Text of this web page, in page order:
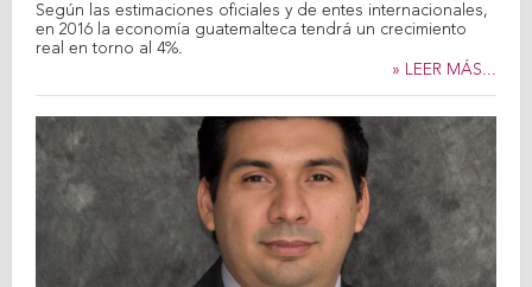
Según las estimaciones oficiales y de entes internacionales,
en 2016 la economía guatemalteca tendrá un crecimiento
real en torno al 4%.
» LEER MÁS...